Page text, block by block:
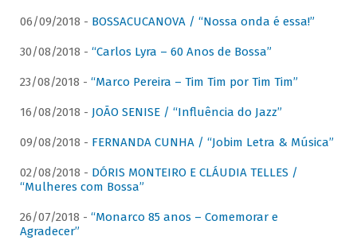
06/09/2018 - BOSSACUCANOVA / “Nossa onda é essa!”
30/08/2018 - “Carlos Lyra – 60 Anos de Bossa”
23/08/2018 - “Marco Pereira – Tim Tim por Tim Tim”
16/08/2018 - JOÃO SENISE / “Influência do Jazz”
09/08/2018 - FERNANDA CUNHA / “Jobim Letra & Música”
02/08/2018 - DÓRIS MONTEIRO E CLÁUDIA TELLES /
“Mulheres com Bossa”
26/07/2018 - “Monarco 85 anos – Comemorar e
Agradecer”